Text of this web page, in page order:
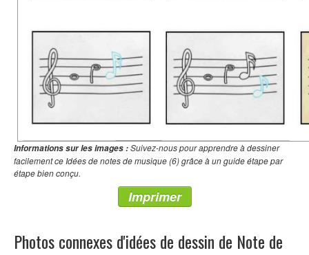
Informations sur les images :Suivez-nous pour apprendre à dessiner
facilement ce Idées de notes de musique (6) grâce à un guide étape par
étape bien conçu.
Imprimer
Photos connexes d'idées de dessin de Note de